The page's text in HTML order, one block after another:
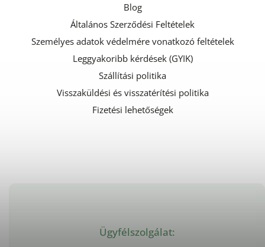
Ügyfélszolgálat:
Blog
Általános Szerződési Feltételek
Személyes adatok védelmére vonatkozó feltételek
Leggyakoribb kérdések (GYIK)
Szállítási politika
Visszaküldési és visszatérítési politika
Fizetési lehetőségek